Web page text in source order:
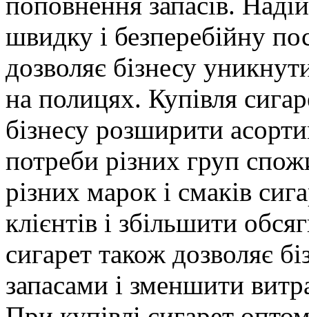
швидку і безперебійну
дозволяє бізнесу
на полицях. Купівля
бізнесу розширити
потреби різних груп
різних марок і смаків
клієнтів і збільшити
сигарет також дозволяє
запасами і зменшити